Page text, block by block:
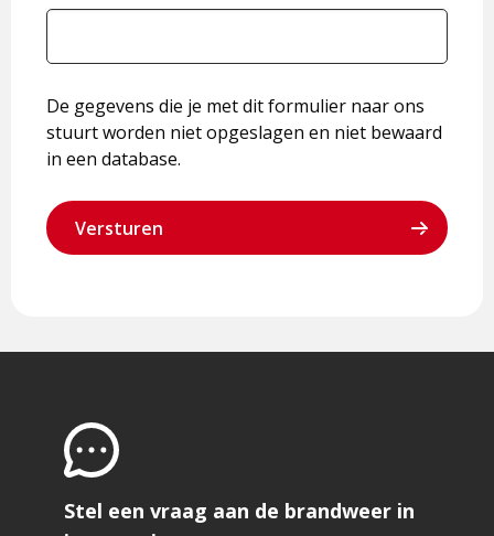
De gegevens die je met dit formulier naar ons
stuurt worden niet opgeslagen en niet bewaard
in een database.
Stel een vraag aan de brandweer in